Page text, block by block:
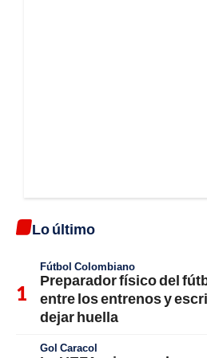
Lo último
Fútbol Colombiano
Preparador físico del
entre los entrenos y
dejar huella
Gol Caracol